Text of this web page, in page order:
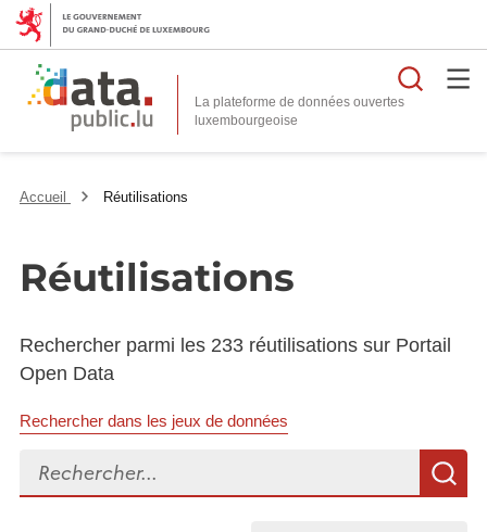
La plateforme de données ouvertes
Accueil Réutilisations
Réutilisations
Rechercher parmi les 233 réutilisations sur Portail
Open Data
Rechercher dans les jeux de données
Rechercher...